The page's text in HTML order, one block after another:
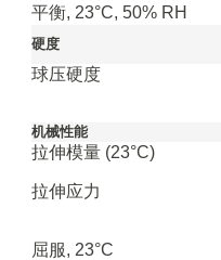
平衡, 23°C, 50% RH
硬度
球压硬度
机械性能
拉伸模量 (23°C)
拉伸应力
屈服, 23°C